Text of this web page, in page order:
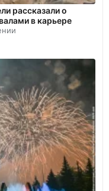
рассказали о
в карьере